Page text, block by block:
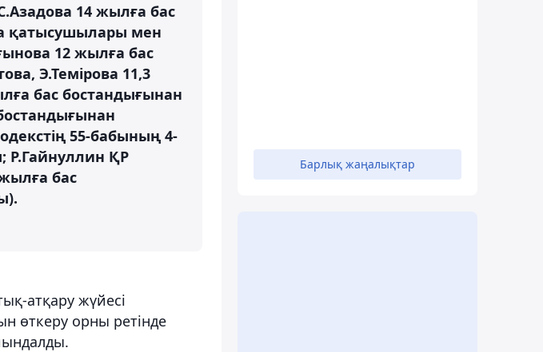
14 жылға бас
қатысушылары мен
12 жылға бас
Э.Темірова 11,3
бас бостандығынан
55-бабының 4-
Р.Гайнуллин ҚР
бас
атқару жүйесі
өткеру орны ретінде
Барлық жаңалықтар